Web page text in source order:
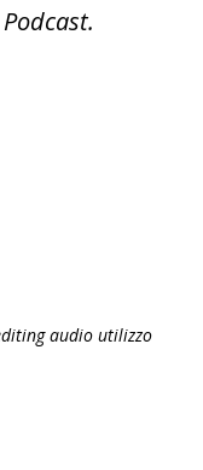
audio utilizzo